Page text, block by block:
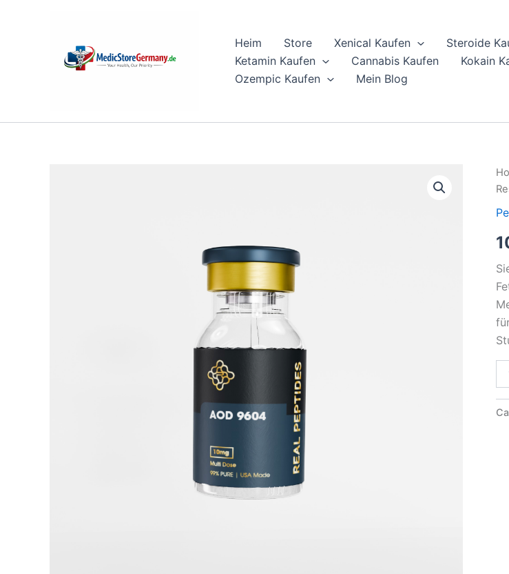
Heim Store Xenical Kaufen Steroide
Ketamin Kaufen
Cannabis Kaufen Kokain
Ozempic Kaufen
Mein Blog